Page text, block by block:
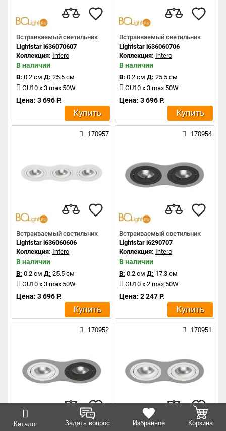
Каталог Задать вопрос Избранное Корзина
Встраиваемый светильник
Lightstar i636070607
Коллекция: Intero
В наличии
В: 0.2 см Д: 25.5 см
GU10 x 3 max 50W
Цена: 3 696 Р.
Купить
Встраиваемый светильник
Lightstar i636060706
Коллекция: Intero
В наличии
В: 0.2 см Д: 25.5 см
GU10 x 3 max 50W
Цена: 3 696 Р.
Купить
170957
Встраиваемый светильник
Lightstar i636060606
Коллекция: Intero
В наличии
В: 0.2 см Д: 25.5 см
GU10 x 3 max 50W
Цена: 3 696 Р.
Купить
170954
Встраиваемый светильник
Lightstar i6290707
Коллекция: Intero
В наличии
В: 0.2 см Д: 17.3 см
GU10 x 2 max 50W
Цена: 2 247 Р.
Купить
170952 170951